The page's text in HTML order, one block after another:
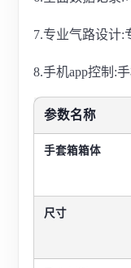
7.专业气路设计:
8.手机app控制:
参数名称
手套箱箱体
尺寸